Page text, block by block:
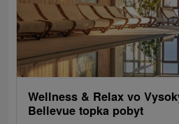
Wellness & Relax vo
Bellevue topka pobyt